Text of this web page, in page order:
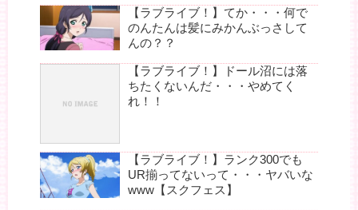
【ラブライブ！】てか・・・何で
のんたんは髪にみかんぶっさして
んの？？
【ラブライブ！】ドール沼には落
ちたくないんだ・・・やめてく
れ！！
【ラブライブ！】ランク300でも
UR揃ってないって・・・ヤバいな
www【スクフェス】